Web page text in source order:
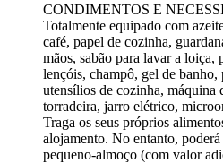
CONDIMENTOS E
Totalmente equipado com
café, papel de cozinha,
mãos, sabão para lavar a loiça,
lençóis, champô, gel de
utensílios de cozinha, máquina
torradeira, jarro elétrico,
Traga os seus próprios
alojamento. No entanto,
pequeno-almoço (com valor